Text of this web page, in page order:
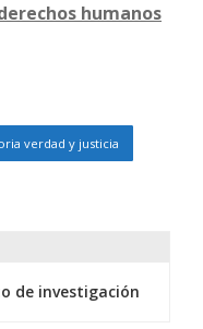
humanos
verdad y justicia
de investigación